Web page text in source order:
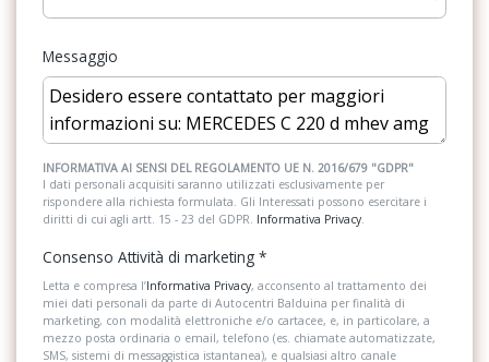
Pacchetto retrovisori
Pacchetto usb
Pacchetto vani portaoggetti
Predisposizione per live traffic information
Sedili anteriori riscaldabili elettricamente
Serbatoio maggiorato da 66 litri
Sistema di ricarica wireless per dispositivi mobili anteriore
Messaggio
INFORMATIVA AI SENSI DEL REGOLAMENTO UE N. 2016/679 "GDPR"
I dati personali acquisiti saranno utilizzati esclusivamente per
rispondere alla richiesta formulata. Gli Interessati possono esercitare i
diritti di cui agli artt. 15 - 23 del GDPR. Informativa Privacy
Consenso Attività di marketing *
Letta e compresa l’Informativa Privacy, acconsento al trattamento dei
miei dati personali da parte di Autocentri Balduina per finalità di
marketing, con modalità elettroniche e/o cartacee, e, in particolare, a
mezzo posta ordinaria o email, telefono (es. chiamate automatizzate,
SMS, sistemi di messaggistica istantanea), e qualsiasi altro canale